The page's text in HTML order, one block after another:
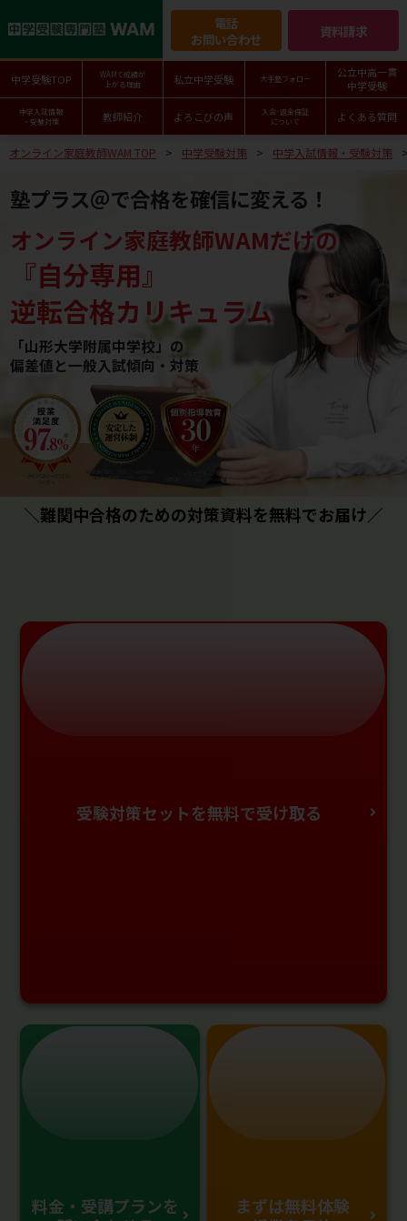
電話
お問い合わせ
資料請求
中学受験TOP
WAMで成績が
上がる理由
私立中学受験 大手塾フォロー
公立中高一貫
中学受験
中学入試情報
・受験対策
教師紹介 よろこびの声
入会･返金保証
について
よくある質問
オンライン家庭教師WAM TOP 中学受験対策 中学入試情報・受験対策
塾プラス＠で合格を確信に変える！
オンライン家庭教師WAMだけの
『自分専用』
逆転合格カリキュラム
「山形大学附属中学校」の
偏差値と一般入試傾向・対策
＼難関中合格のための対策資料を無料でお届け／
受験対策セットを無料で受け取る
料金・受講プランを
まずは無料体験